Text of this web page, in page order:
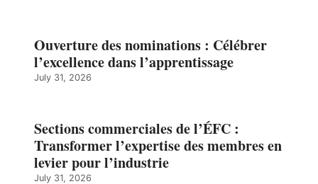
Ouverture des nominations : Célébrer
l’excellence dans l’apprentissage
July 31, 2026
Sections commerciales de l’ÉFC :
Transformer l’expertise des membres en
levier pour l’industrie
July 31, 2026